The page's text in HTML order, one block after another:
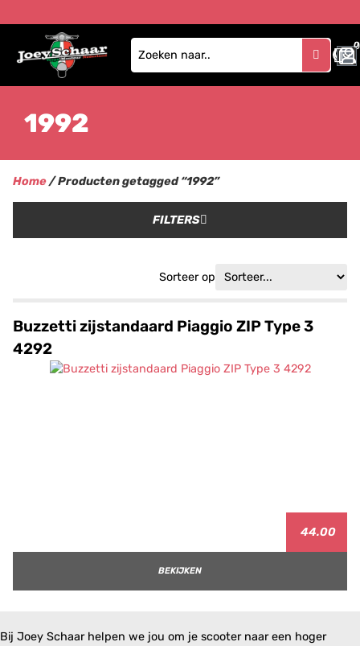
0
0
1992
Home/ Producten getagged “1992”
FILTERS
Sorteer op
Buzzetti zijstandaard Piaggio ZIP Type 3
4292
44.00
BEKIJKEN
Bij Joey Schaar helpen we jou om je scooter naar een hoger